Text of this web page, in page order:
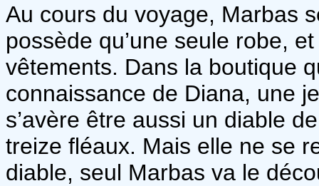
Au cours du voyage, Marbas
possède qu’une seule robe,
vêtements. Dans la boutique
connaissance de Diana, une
s’avère être aussi un diable
treize fléaux. Mais elle ne se
diable, seul Marbas va le